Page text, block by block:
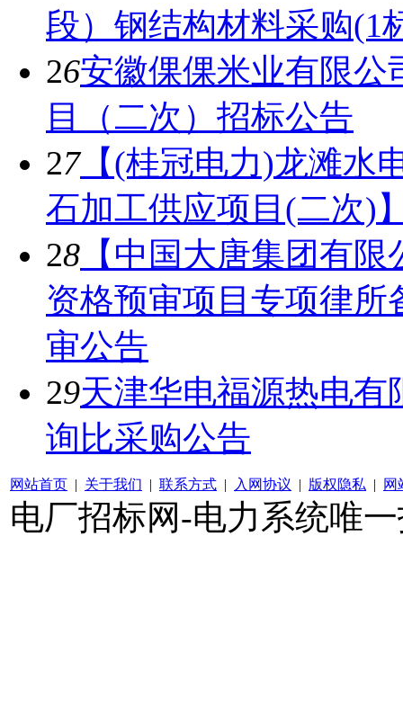
段）钢结构材料采购(1
26安徽倮倮米业有限公
目（二次）招标公告
27【(桂冠电力)龙滩水
石加工供应项目(二次)
28 【中国大唐集团有
资格预审项目专项律
审公告
29天津华电福源热电
询比采购公告
网站首页 | 关于我们 | 联系方式 | 入网协议 | 版权隐私 | 网
电厂招标网-电力系统唯